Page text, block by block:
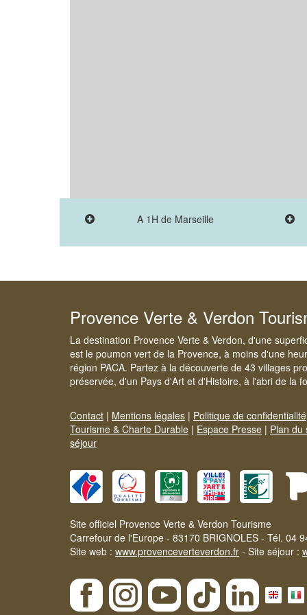
A 1H de Marseille
Provence Verte & Verdon
La destination Provence Verte & Verdon, d'une
est le poumon vert de la Provence, à moins d'une
région PACA. Partez à la découverte de 43 villages
préservée, d'un Pays d'Art et d'Histoire, à l'abri de la
Contact | Mentions légales | Politique de confidentialité
Tourisme & Charte Durable | Espace Presse | Plan du
séjour
Site officiel Provence Verte & Verdon Tourisme
Carrefour de l'Europe - 83170 BRIGNOLES - Tél. 04
Site web : www.provenceverteverdon.fr - Site séjour :